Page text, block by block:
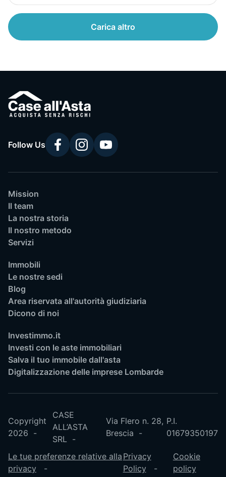
Carica altro
Follow Us
Mission
Il team
La nostra storia
Il nostro metodo
Servizi
Immobili
Le nostre sedi
Blog
Area riservata all'autorità giudiziaria
Dicono di noi
Investimmo.it
Investi con le aste immobiliari
Salva il tuo immobile dall'asta
Digitalizzazione delle imprese Lombarde
Copyright
2026
CASE
ALL’ASTA
SRL
Via Flero n. 28,
Brescia
P.I.
01679350197
Le tue preferenze relative alla
privacy
Privacy
Policy
Cookie
policy